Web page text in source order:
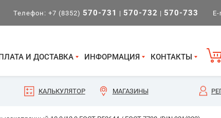
Телефон: +7 (8352) 570-731 | 570-732 | 570-733
И ДОСТАВКА ИНФОРМАЦИЯ КОНТАКТЫ
КАЛЬКУЛЯТОР МАГАЗИНЫ